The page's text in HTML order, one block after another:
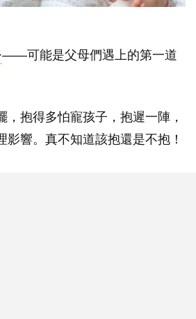
——可能是父母們遇上的第一道
，抱得多怕寵孩子，抱遲一陣，
影響。真不知道該抱還是不抱！